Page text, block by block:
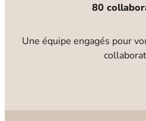
80
Une équipe engagés pour